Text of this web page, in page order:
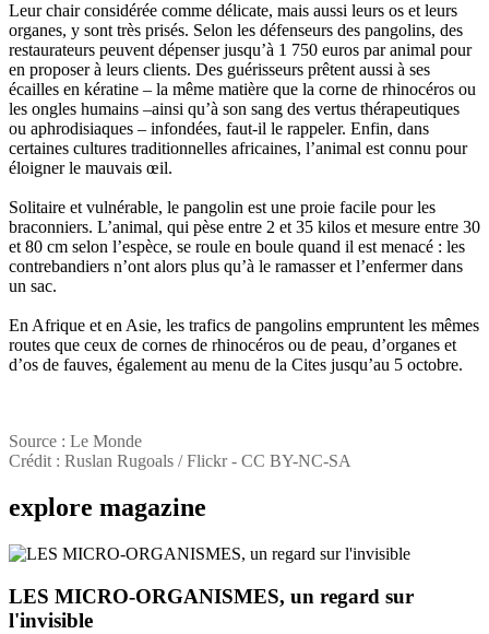
Leur chair considérée comme délicate, mais aussi leurs os et leurs
organes, y sont très prisés. Selon les défenseurs des pangolins, des
restaurateurs peuvent dépenser jusqu’à 1 750 euros par animal pour
en proposer à leurs clients. Des guérisseurs prêtent aussi à ses
écailles en kératine – la même matière que la corne de rhinocéros ou
les ongles humains –ainsi qu’à son sang des vertus thérapeutiques
ou aphrodisiaques – infondées, faut-il le rappeler. Enfin, dans
certaines cultures traditionnelles africaines, l’animal est connu pour
éloigner le mauvais œil.
Solitaire et vulnérable, le pangolin est une proie facile pour les
braconniers. L’animal, qui pèse entre 2 et 35 kilos et mesure entre 30
et 80 cm selon l’espèce, se roule en boule quand il est menacé : les
contrebandiers n’ont alors plus qu’à le ramasser et l’enfermer dans
un sac.
En Afrique et en Asie, les trafics de pangolins empruntent les mêmes
routes que ceux de cornes de rhinocéros ou de peau, d’organes et
d’os de fauves, également au menu de la Cites jusqu’au 5 octobre.
Source : Le Monde
Crédit : Ruslan Rugoals / Flickr - CC BY-NC-SA
explore magazine
LES MICRO-ORGANISMES, un regard sur
l'invisible